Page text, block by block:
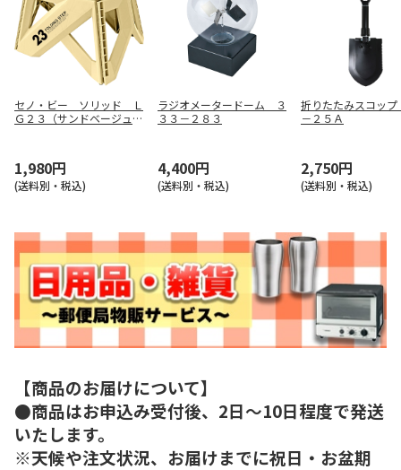
セノ・ビー ソリッド Ｌ
Ｇ２３（サンドベージュ）
1,980円
(送料別・税込)
ラジオメータードーム ３
３３－２８３
4,400円
(送料別・税込)
折りたたみスコッ
－２５Ａ
2,750円
(送料別・税込)
【商品のお届けについて】
●商品はお申込み受付後、2日～10日程度で発送
いたします。
※天候や注文状況、お届けまでに祝日・お盆期